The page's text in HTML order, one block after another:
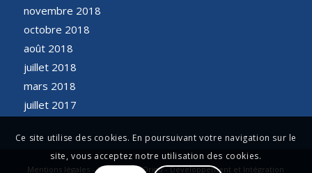
novembre 2018
octobre 2018
août 2018
juillet 2018
mars 2018
juillet 2017
Mentions légales - Conception Origo - Développement et Intégration
Ce site utilise des cookies. En poursuivant votre navigation sur le
site, vous acceptez notre utilisation des cookies.